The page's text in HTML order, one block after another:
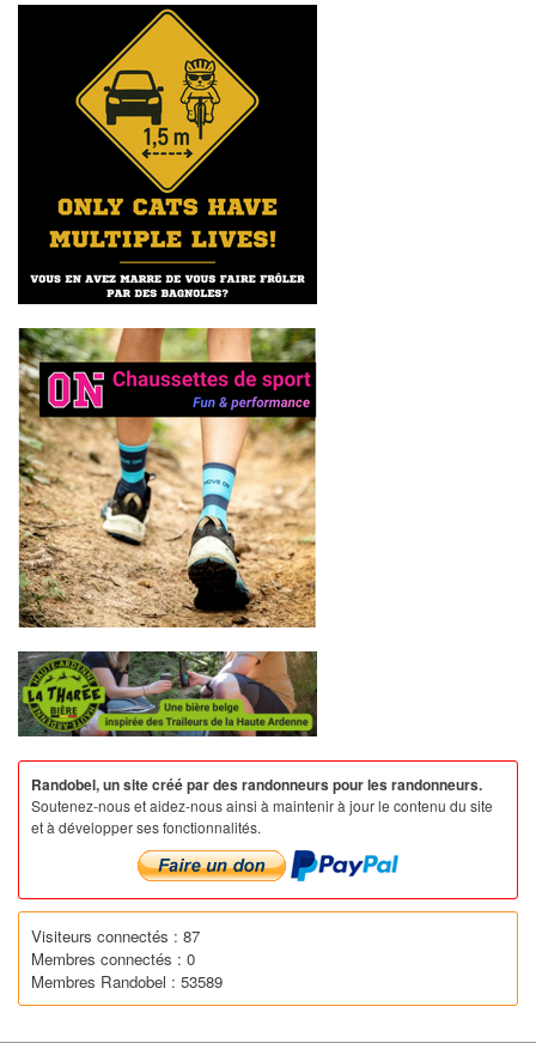
Randobel, un site créé par des randonneurs pour les randonneurs.
Soutenez-nous et aidez-nous ainsi à maintenir à jour le contenu du site
et à développer ses fonctionnalités.
Visiteurs connectés : 87
Membres connectés : 0
Membres Randobel : 53589